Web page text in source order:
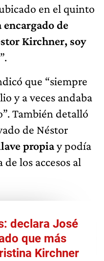
en el quinto
encargado de
Kirchner, soy
”.
que “siempre
y a veces andaba
También detalló
de Néstor
propiay podía
los accesos al
declara José
que más
Kirchner